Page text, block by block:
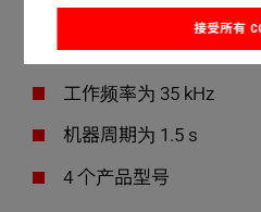
接受所有
只需通过一个生产步骤即
封。该解决方案适用于手
工作频率为 35 kHz
机器周期为 1.5 s
4 个产品型号